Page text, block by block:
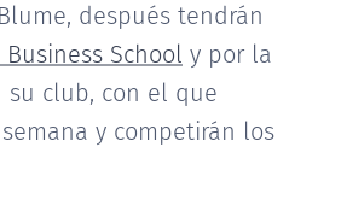
después tendrán
Business School y por la
su club, con el que
y competirán los